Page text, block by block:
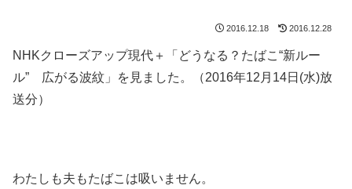
2016.12.18 2016.12.28
NHKクローズアップ現代＋「どうなる？たばこ“新ルー
ル” 広がる波紋」を見ました。（2016年12月14日(水)放
送分）
わたしも夫もたばこは吸いません。